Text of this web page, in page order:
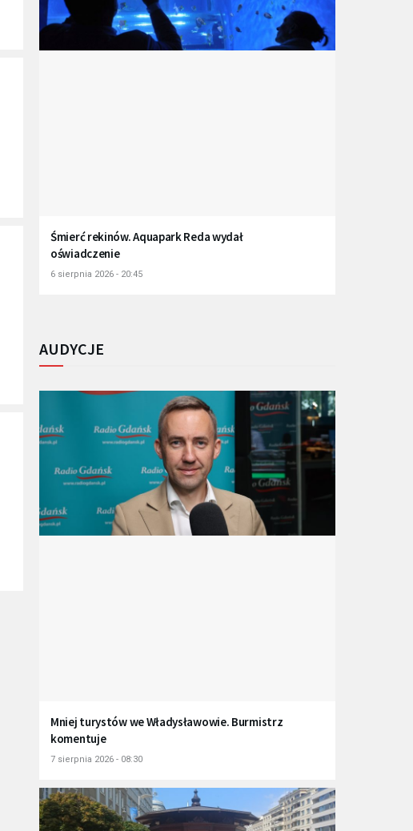
Śmierć rekinów. Aquapark Reda wydał
oświadczenie
6 sierpnia 2026 - 20:45
AUDYCJE
Mniej turystów we Władysławowie. Burmistrz
komentuje
7 sierpnia 2026 - 08:30